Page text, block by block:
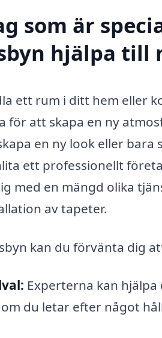
som är
hjälpa till
ett rum i ditt hem eller
för att skapa en ny
en ny look eller bara
ett professionellt
med en mängd olika
av tapeter.
kan du förvänta dig
Experterna kan
du letar efter något